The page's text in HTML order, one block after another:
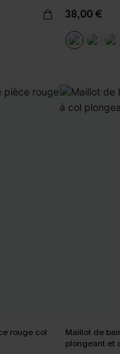
38,00 €
rouge col
Maillot de
plongeant et